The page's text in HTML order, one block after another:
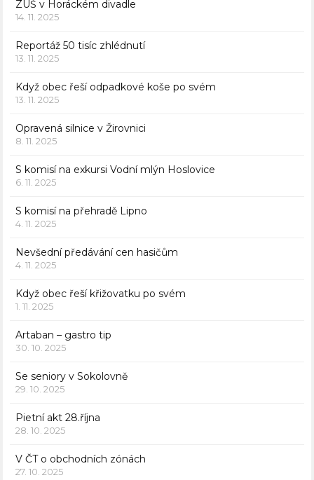
ZUŠ v Horáckém divadle
14. 11. 2025
Reportáž 50 tisíc zhlédnutí
13. 11. 2025
Když obec řeší odpadkové koše po svém
13. 11. 2025
Opravená silnice v Žirovnici
8. 11. 2025
S komisí na exkursi Vodní mlýn Hoslovice
6. 11. 2025
S komisí na přehradě Lipno
4. 11. 2025
Nevšední předávání cen hasičům
4. 11. 2025
Když obec řeší křižovatku po svém
1. 11. 2025
Artaban – gastro tip
30. 10. 2025
Se seniory v Sokolovně
29. 10. 2025
Pietní akt 28.října
28. 10. 2025
V ČT o obchodních zónách
27. 10. 2025